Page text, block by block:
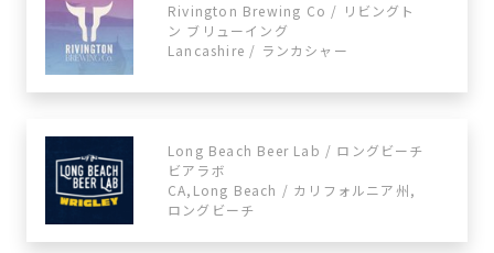
Rivington Brewing Co / リビングト
ン ブリューイング
Lancashire / ランカシャー
Long Beach Beer Lab / ロングビーチ
ビアラボ
CA,Long Beach / カリフォルニア州,
ロングビーチ